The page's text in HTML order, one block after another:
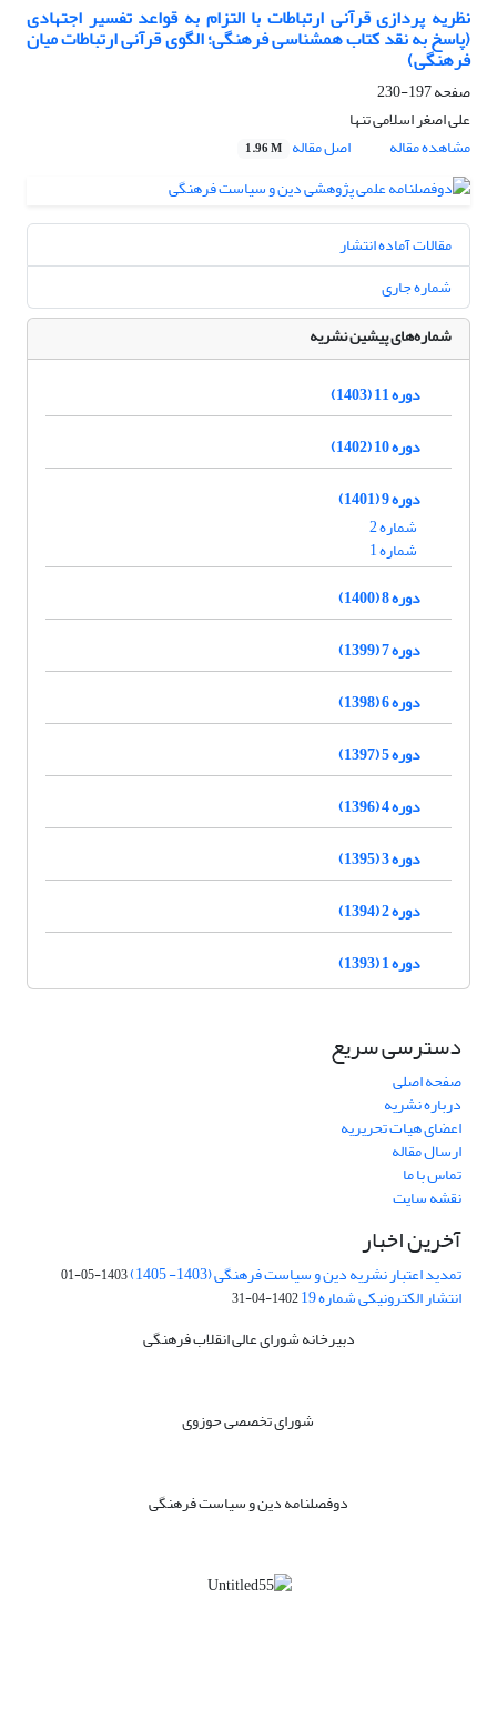
نظریه پردازی قرآنی ارتباطات با التزام به قواعد تفسیر اجتهادی
(پاسخ به نقد کتاب همشناسی فرهنگی؛ الگوی قرآنی ارتباطات میان
فرهنگی)
صفحه197-230
علی اصغر اسلامی تنها
مشاهده مقاله
اصل مقاله 1.96 M
مقالات آماده انتشار
شماره جاری
شماره‌های پیشین نشریه
دوره 11 (1403)
دوره 10 (1402)
دوره 9 (1401)
شماره 2
شماره 1
دوره 8 (1400)
دوره 7 (1399)
دوره 6 (1398)
دوره 5 (1397)
دوره 4 (1396)
دوره 3 (1395)
دوره 2 (1394)
دوره 1 (1393)
دسترسی سریع
صفحه اصلی
درباره نشریه
اعضای هیات تحریریه
ارسال مقاله
تماس با ما
نقشه سایت
آخرین اخبار
تمدید اعتبار نشریه دین و سیاست فرهنگی (1403- 1405) 1403-05-01
انتشار الکترونیکی شماره 19 1402-04-31
دبیرخانه شورای عالی انقلاب فرهنگی
شورای تخصصی حوزوی
دوفصلنامه دین و سیاست فرهنگی